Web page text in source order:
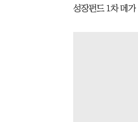
성장펀드 1차 메